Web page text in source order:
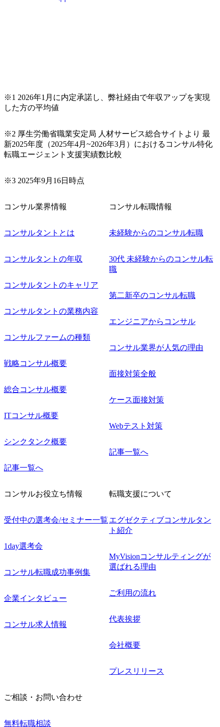
コンサルティングファームの名の通り、全方位のクライア
サルティングファームの立ち上げフェーズに関わることが
できる 豊富な経験を持つコンサル経験者の場合は、自らチ
ーションの開発 など) シンプレクスの顧客基盤、エンジニ
アケイパビリティを活かた確度の高い事業立ち上げが経験
できる 2026年8月21日(金) 19:30〜21:30 (19:20開場) 2026年8
く可能性がございます。 このたび、ファーム経験者の方を
できる機会ですので、ぜひご参加ください。 当日はXspear
名参加する予定です！ ●費用 : 無料 虎ノ門ヒルズ付近 ※詳
している方
※1 2026年1月に内定承諾し、弊社経由で年収アップを実現
した方の平均値
※2 厚生労働省職業安定局 人材サービス総合サイトより 最
新2025年度（2025年4月~2026年3月）におけるコンサル特化
転職エージェント支援実績数比較
※3 2025年9月16日時点
コンサル業界情報
コンサルタントとは
コンサルタントの年収
コンサルタントのキャリア
コンサルタントの業務内容
コンサルファームの種類
戦略コンサル概要
総合コンサル概要
ITコンサル概要
シンクタンク概要
記事一覧へ
コンサル転職情報
未経験からのコンサル転職
30代 未経験からのコンサル転
職
第二新卒のコンサル転職
エンジニアからコンサル
コンサル業界が人気の理由
面接対策全般
ケース面接対策
Webテスト対策
記事一覧へ
コンサルお役立ち情報
受付中の選考会/セミナー一覧
1day選考会
コンサル転職成功事例集
企業インタビュー
コンサル求人情報
転職支援について
エグゼクティブコンサルタン
ト紹介
MyVisionコンサルティングが
選ばれる理由
ご利用の流れ
代表挨拶
会社概要
プレスリリース
ご相談・お問い合わせ
無料転職相談